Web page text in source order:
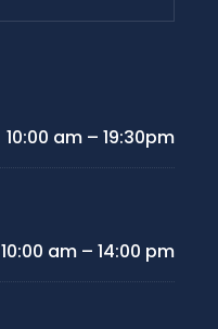
10:00 am – 19:30pm
10:00 am – 14:00 pm